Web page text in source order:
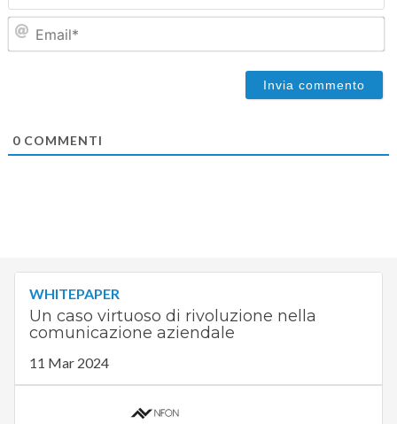
0COMMENTI
WHITEPAPER
Un caso virtuoso di rivoluzione nella
comunicazione aziendale
11 Mar 2024